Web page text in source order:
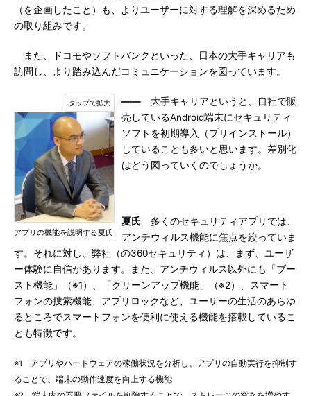
（を企画したこと）も、よりユーザーに対する理解を深めるため
の取り組みです。
また、ドコモやソフトバンクといった、日本の大手キャリアも
訪問し、より踏み込んだコミュニケーションを図っています。
アプリの機能を説明する夏氏
―― 大手キャリアというと、自社で販
売しているAndroid端末にセキュリティ
ソフトを初期導入（プリインストール）
していることも多いと思います。差別化
はどう図っていくのでしょうか。
夏氏 多くのセキュリティアプリでは、
アンチウィルス機能に焦点を絞っていま
す。それに対し、弊社（の360セキュリティ）は、まず、ユーザ
ー体験に自信があります。また、アンチウィルス以外にも「ブー
スト機能」（※1）、「クリーンアップ機能」（※2）、スマート
フォンの捜索機能、アプリロックなど、ユーザーの生活のあらゆ
るところでスマートフォンを便利に使える機能を搭載しているこ
とも特徴です。
※1 アプリやハードウェアの稼働状況を分析し、アプリの自動実行を抑制す
ることで、端末の動作速度を向上する機能